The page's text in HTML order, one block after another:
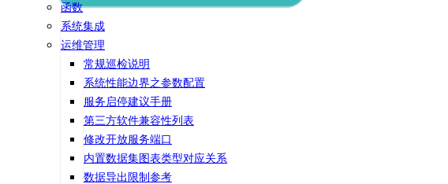
函数
系统集成
运维管理
常规巡检说明
系统性能边界之参数配置
服务启停建议手册
第三方软件兼容性列表
修改开放服务端口
内置数据集图表类型对应关系
数据导出限制参考